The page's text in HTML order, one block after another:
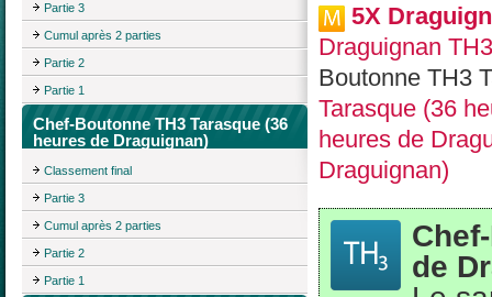
Partie 3
Cumul après 2 parties
Partie 2
Partie 1
Chef-Boutonne TH3 Tarasque (36
heures de Draguignan)
Classement final
Partie 3
Cumul après 2 parties
Partie 2
Partie 1
5X
Draguignan
Boutonne TH3
Tarasque (36
heures de
Draguignan)
de